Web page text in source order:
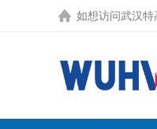
如想访问武汉